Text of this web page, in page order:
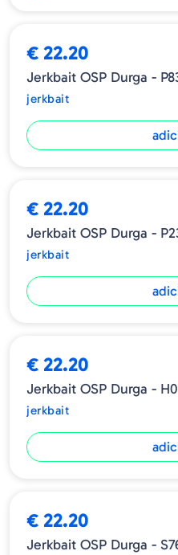
€ 22.20
Jerkbait OSP Durga -
jerkbait
€ 22.20
Jerkbait OSP Durga -
jerkbait
€ 22.20
Jerkbait OSP Durga -
jerkbait
€ 22.20
Jerkbait OSP Durga -